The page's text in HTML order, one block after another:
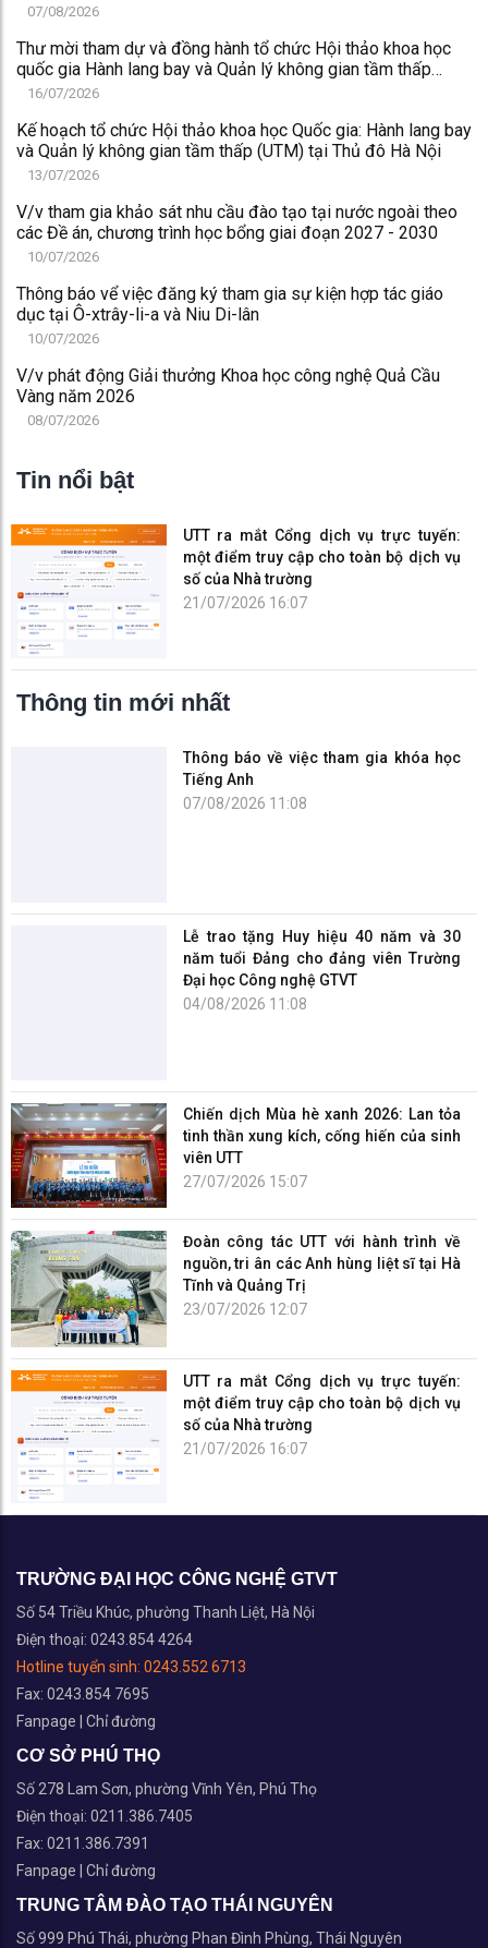
07/08/2026
Thư mời tham dự và đồng hành tổ chức Hội thảo khoa học
quốc gia Hành lang bay và Quản lý không gian tầm thấp
(UTM) tại Thủ đô Hà Nội
16/07/2026
Kế hoạch tổ chức Hội thảo khoa học Quốc gia: Hành lang bay
và Quản lý không gian tầm thấp (UTM) tại Thủ đô Hà Nội
13/07/2026
V/v tham gia khảo sát nhu cầu đào tạo tại nước ngoài theo
các Đề án, chương trình học bổng giai đoạn 2027 - 2030
10/07/2026
Thông báo vể việc đăng ký tham gia sự kiện hợp tác giáo
dục tại Ô-xtrây-li-a và Niu Di-lân
10/07/2026
V/v phát động Giải thưởng Khoa học công nghệ Quả Cầu
Vàng năm 2026
08/07/2026
Tin nổi bật
UTT ra mắt Cổng dịch vụ trực tuyến:
một điểm truy cập cho toàn bộ dịch vụ
số của Nhà trường
21/07/2026 16:07
Thông tin mới nhất
Thông báo về việc tham gia khóa học
Tiếng Anh
07/08/2026 11:08
Lễ trao tặng Huy hiệu 40 năm và 30
năm tuổi Đảng cho đảng viên Trường
Đại học Công nghệ GTVT
04/08/2026 11:08
viên UTT
27/07/2026 15:07
Đoàn công tác UTT với hành trình về
Tĩnh và Quảng Trị
23/07/2026 12:07
số của Nhà trường
21/07/2026 16:07
Điện thoại: 0243.854 4264
Hotline tuyển sinh:0243.552 6713
Fax: 0243.854 7695
Fanpage|Chỉ đường
CƠ SỞ PHÚ THỌ
Điện thoại: 0211.386.7405
Fax: 0211.386.7391
Fanpage| Chỉ đường
TRUNG TÂM ĐÀO TẠO THÁI NGUYÊN
Điện thoại: 0208.385.6545
Fax: 0208.374.6975